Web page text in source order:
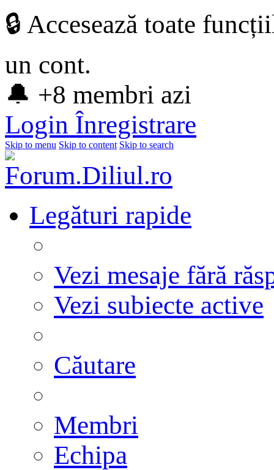
🔒 Accesează toate
un cont.
🔔 +8 membri azi
Login Înregistrare
Skip to menu Skip to content Skip to search
Legături rapide
Vezi mesaje fără
Vezi subiecte active
Căutare
Membri
Echipa